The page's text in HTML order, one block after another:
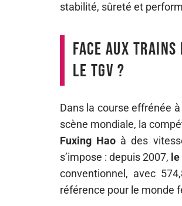
stabilité, sûreté et
Face aux
le TGV ?
Dans la course effrénée à
scène mondiale, la
Fuxing Hao à des
s’impose : depuis 2007,
conventionnel, avec
référence pour le monde